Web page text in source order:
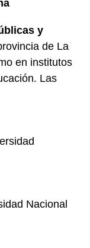
y
de La
en institutos
Las
Nacional